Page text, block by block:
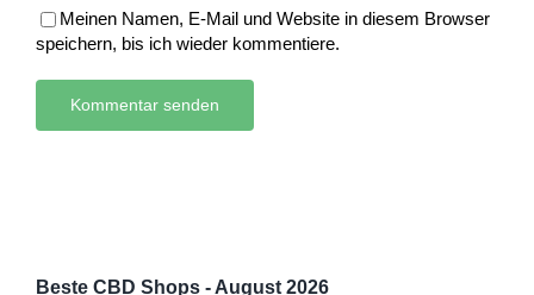
Meinen Namen, E-Mail und Website in diesem Browser
speichern, bis ich wieder kommentiere.
Beste CBD Shops - August 2026